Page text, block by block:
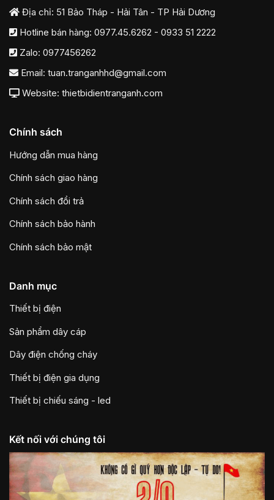
Địa chỉ: 51 Bảo Tháp - Hải Tân - TP Hải Dương
Hotline bán hàng: 0977.45.6262 - 0933 51 2222
Zalo: 0977456262
Email: tuan.tranganhhd@gmail.com
Website: thietbidientranganh.com
Chính sách
Hướng dẫn mua hàng
Chính sách giao hàng
Chính sách đổi trả
Chính sách bảo hành
Chính sách bảo mật
Danh mục
Thiết bị điện
Sản phẩm dây cáp
Dây điện chống cháy
Thiết bị điện gia dụng
Thiết bị chiếu sáng - led
Kết nối với chúng tôi